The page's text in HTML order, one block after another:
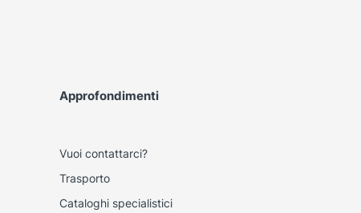
Approfondimenti
Vuoi contattarci?
Trasporto
Cataloghi specialistici